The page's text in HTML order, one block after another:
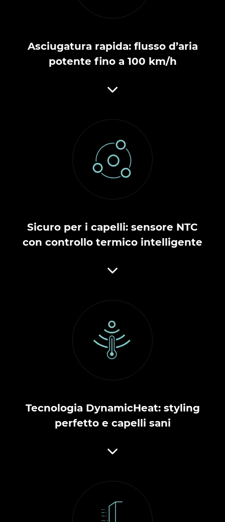
Asciugatura rapida: flusso d’aria
potente fino a 100 km/h
Sicuro per i capelli: sensore NTC
con controllo termico intelligente
Tecnologia DynamicHeat: styling
perfetto e capelli sani